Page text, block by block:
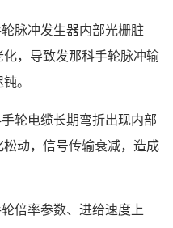
脉冲发生器内部光栅脏
，导致发那科手轮脉冲输
。
轮电缆长期弯折出现内部
动，信号传输衰减，造成
倍率参数、进给速度上